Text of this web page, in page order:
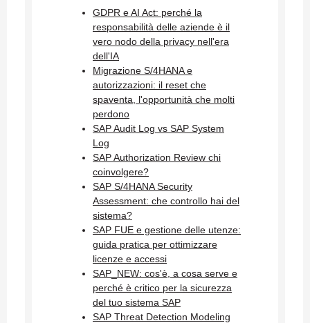
GDPR e AI Act: perché la
responsabilità delle aziende è il
vero nodo della privacy nell'era
dell'IA
Migrazione S/4HANA e
autorizzazioni: il reset che
spaventa, l'opportunità che molti
perdono
SAP Audit Log vs SAP System
Log
SAP Authorization Review chi
coinvolgere?
SAP S/4HANA Security
Assessment: che controllo hai del
sistema?
SAP FUE e gestione delle utenze:
guida pratica per ottimizzare
licenze e accessi
SAP_NEW: cos'è, a cosa serve e
perché è critico per la sicurezza
del tuo sistema SAP
SAP Threat Detection Modeling